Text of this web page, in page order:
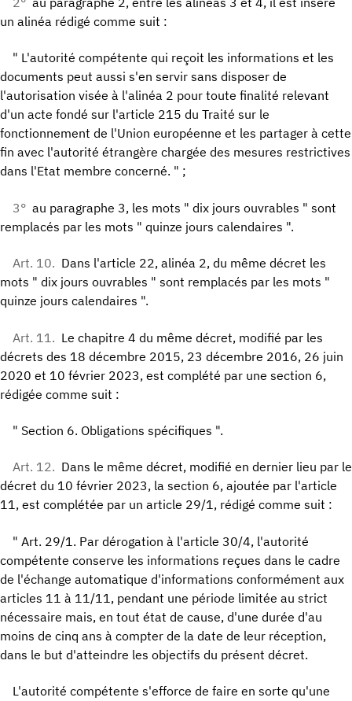
un alinéa rédigé comme suit :
" L'autorité compétente qui reçoit les informations et les
documents peut aussi s'en servir sans disposer de
l'autorisation visée à l'alinéa 2 pour toute finalité relevant
d'un acte fondé sur l'article 215 du Traité sur le
fonctionnement de l'Union européenne et les partager à cette
fin avec l'autorité étrangère chargée des mesures restrictives
dans l'Etat membre concerné. " ;
3° au paragraphe 3, les mots " dix jours ouvrables " sont
remplacés par les mots " quinze jours calendaires ".
Art. 10. Dans l'article 22, alinéa 2, du même décret les
mots " dix jours ouvrables " sont remplacés par les mots "
quinze jours calendaires ".
Art. 11. Le chapitre 4 du même décret, modifié par les
décrets des 18 décembre 2015, 23 décembre 2016, 26 juin
2020 et 10 février 2023, est complété par une section 6,
rédigée comme suit :
" Section 6. Obligations spécifiques ".
Art. 12. Dans le même décret, modifié en dernier lieu par le
décret du 10 février 2023, la section 6, ajoutée par l'article
11, est complétée par un article 29/1, rédigé comme suit :
" Art. 29/1. Par dérogation à l'article 30/4, l'autorité
compétente conserve les informations reçues dans le cadre
de l'échange automatique d'informations conformément aux
articles 11 à 11/11, pendant une période limitée au strict
nécessaire mais, en tout état de cause, d'une durée d'au
moins de cinq ans à compter de la date de leur réception,
dans le but d'atteindre les objectifs du présent décret.
L'autorité compétente s'efforce de faire en sorte qu'une